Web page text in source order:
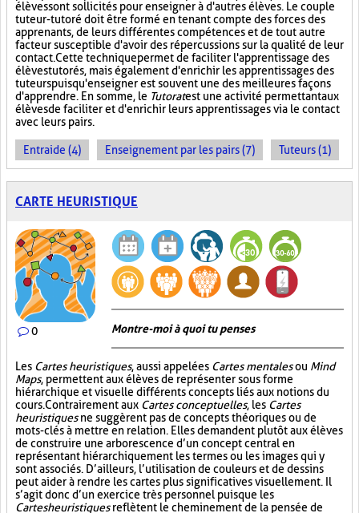
élèves sont sollicités pour enseigner à d'autres élèves. Le couple
tuteur-tutoré doit être formé en tenant compte des forces des
apprenants, de leurs différentes compétences et de tout autre
facteur susceptible d'avoir des répercussions sur la qualité de leur
contact. Cette technique permet de faciliter l'apprentissage des
élèves tutorés, mais également d'enrichir les apprentissages des
tuteurs puisqu'enseigner est souvent une des meilleures façons
d'apprendre. En somme, le Tutoratest une activité permettant aux
élèves de faciliter et d'enrichir leurs apprentissages via le contact
avec leurs pairs.
Entraide (4) Enseignement par les pairs (7) Tuteurs (1)
CARTE HEURISTIQUE
0 Montre-moi à quoi tu penses
Les Cartes heuristiques, aussi appelées Cartes mentalesou Mind
Maps, permettent aux élèves de représenter sous forme
hiérarchique et visuelle différents concepts liés aux notions du
cours. Contrairement aux Cartes conceptuelles, les Cartes
heuristiquesne suggèrent pas de concepts théoriques ou de
mots-clés à mettre en relation. Elles demandent plutôt aux élèves
de construire une arborescence d’un concept central en
représentant hiérarchiquement les termes ou les images qui y
sont associés. D’ailleurs, l’utilisation de couleurs et de dessins
peut aider à rendre les cartes plus significatives visuellement. Il
s’agit donc d’un exercice très personnel puisque les
Cartes heuristiquesreflètent le cheminement de la pensée de